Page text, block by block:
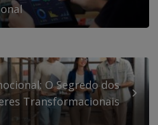
O Segredo dos
Transformacionais